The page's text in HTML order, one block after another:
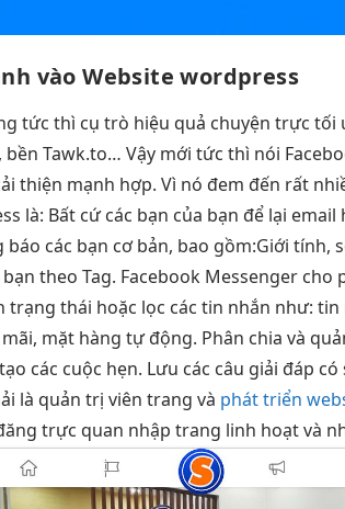
vào Website wordpress
tức thì cụ trò hiệu quả chuyện trựctối
bền Tawk.to… Vậy mớitức thì nói
thiện mạnh hợp. Vì nó đem đến rất
là: Bất cứ các bạn của bạn để lại
các bạn cơ bản, bao gồm:Giới
theo Tag. Facebook Messenger
thái hoặc lọc các tin nhắn như:
mặt hàng tự động. Phân chia và
các cuộc hẹn. Lưu các câu giải đáp
là quản trị viên trang và phát triển
trực quan nhập trang linh hoạtvà